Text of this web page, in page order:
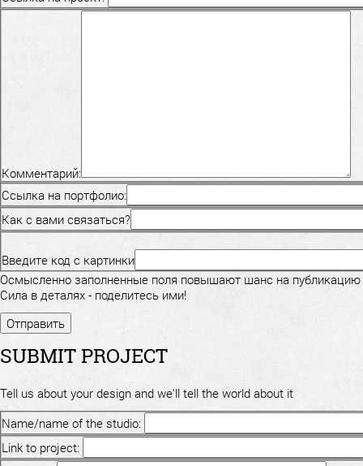
Комментарий:
Ссылка на портфолио:
Как с вами связаться?
Введите код с картинки
Осмысленно заполненные поля повышают шанс на публикацию
Сила в деталях - поделитесь ими!
SUBMIT PROJECT
Tell us about your design and we'll tell the world about it
Name/name of the studio:
Link to project: